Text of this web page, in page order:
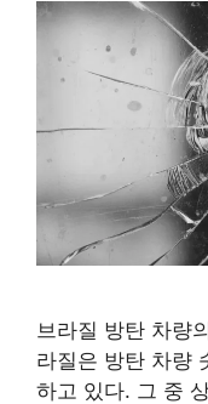
브라질 방탄 차량
라질은 방탄 차량
하고 있다. 그 중